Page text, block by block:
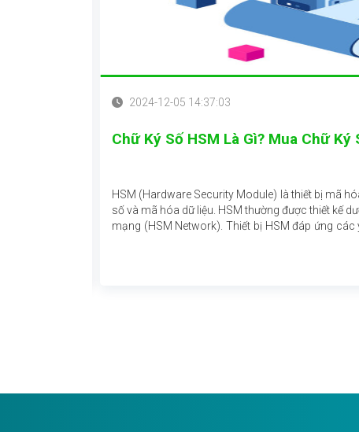
2024-12-05 14:37:03
Chữ Ký Số HSM Là Gì? Mua Chữ Ký
HSM (Hardware Security Module) là thiết bị mã
số và mã hóa dữ liệu. HSM thường được thiết kế
mạng (HSM Network). Thiết bị HSM đáp ứng